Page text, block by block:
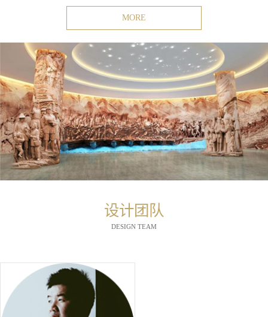
MORE
设计团队
DESIGN TEAM